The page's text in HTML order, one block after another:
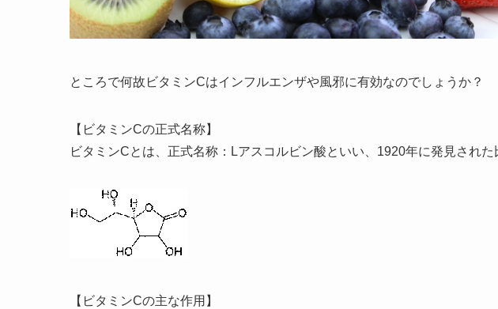
ところで何故ビタミンCはインフルエンザや風邪に有効なのでしょうか？
【ビタミンCの正式名称】
ビタミンCとは、正式名称：Lアスコルビン酸といい、1920年に発見された
【ビタミンCの主な作用】